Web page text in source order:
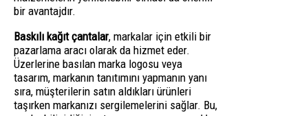
bir avantajdır.
Baskılı kağıt çantalar, markalar için etkili bir
pazarlama aracı olarak da hizmet eder.
Üzerlerine basılan marka logosu veya
tasarım, markanın tanıtımını yapmanın yanı
sıra, müşterilerin satın aldıkları ürünleri
taşırken markanızı sergilemelerini sağlar. Bu,